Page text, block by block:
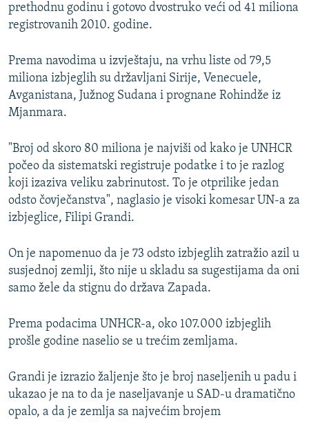
NASTANAK I RASPAD JUGOSLAVIJE
prethodnu godinu i gotovo dvostruko veći od 41 miliona
registrovanih 2010. godine.
Prema navodima u izvještaju, na vrhu liste od 79,5
miliona izbjeglih su državljani Sirije, Venecuele,
Avganistana, Južnog Sudana i prognane Rohindže iz
Mjanmara.
"Broj od skoro 80 miliona je najviši od kako je UNHCR
počeo da sistematski registruje podatke i to je razlog
koji izaziva veliku zabrinutost. To je otprilike jedan
odsto čovječanstva", naglasio je visoki komesar UN-a za
izbjeglice, Filipi Grandi.
On je napomenuo da je 73 odsto izbjeglih zatražio azil u
susjednoj zemlji, što nije u skladu sa sugestijama da oni
samo žele da stignu do država Zapada.
Prema podacima UNHCR-a, oko 107.000 izbjeglih
prošle godine naselio se u trećim zemljama.
Grandi je izrazio žaljenje što je broj naseljenih u padu i
ukazao je na to da je naseljavanje u SAD-u dramatično
opalo, a da je zemlja sa najvećim brojem